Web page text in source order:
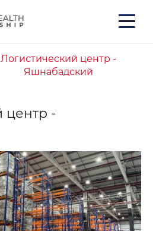
Логистический центр -
Яшнабадский
центр -